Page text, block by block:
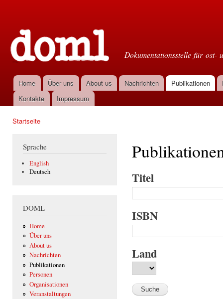
Dokumentationsstelle für ost-
Hauptmenü
Home Über uns About us Nachrichten Publikationen
Kontakte
Impressum
Startseite
Sprache
English
Deutsch
DOML
Home
Über uns
About us
Nachrichten
Publikationen
Personen
Organisationen
Veranstaltungen
Titel
ISBN
Land